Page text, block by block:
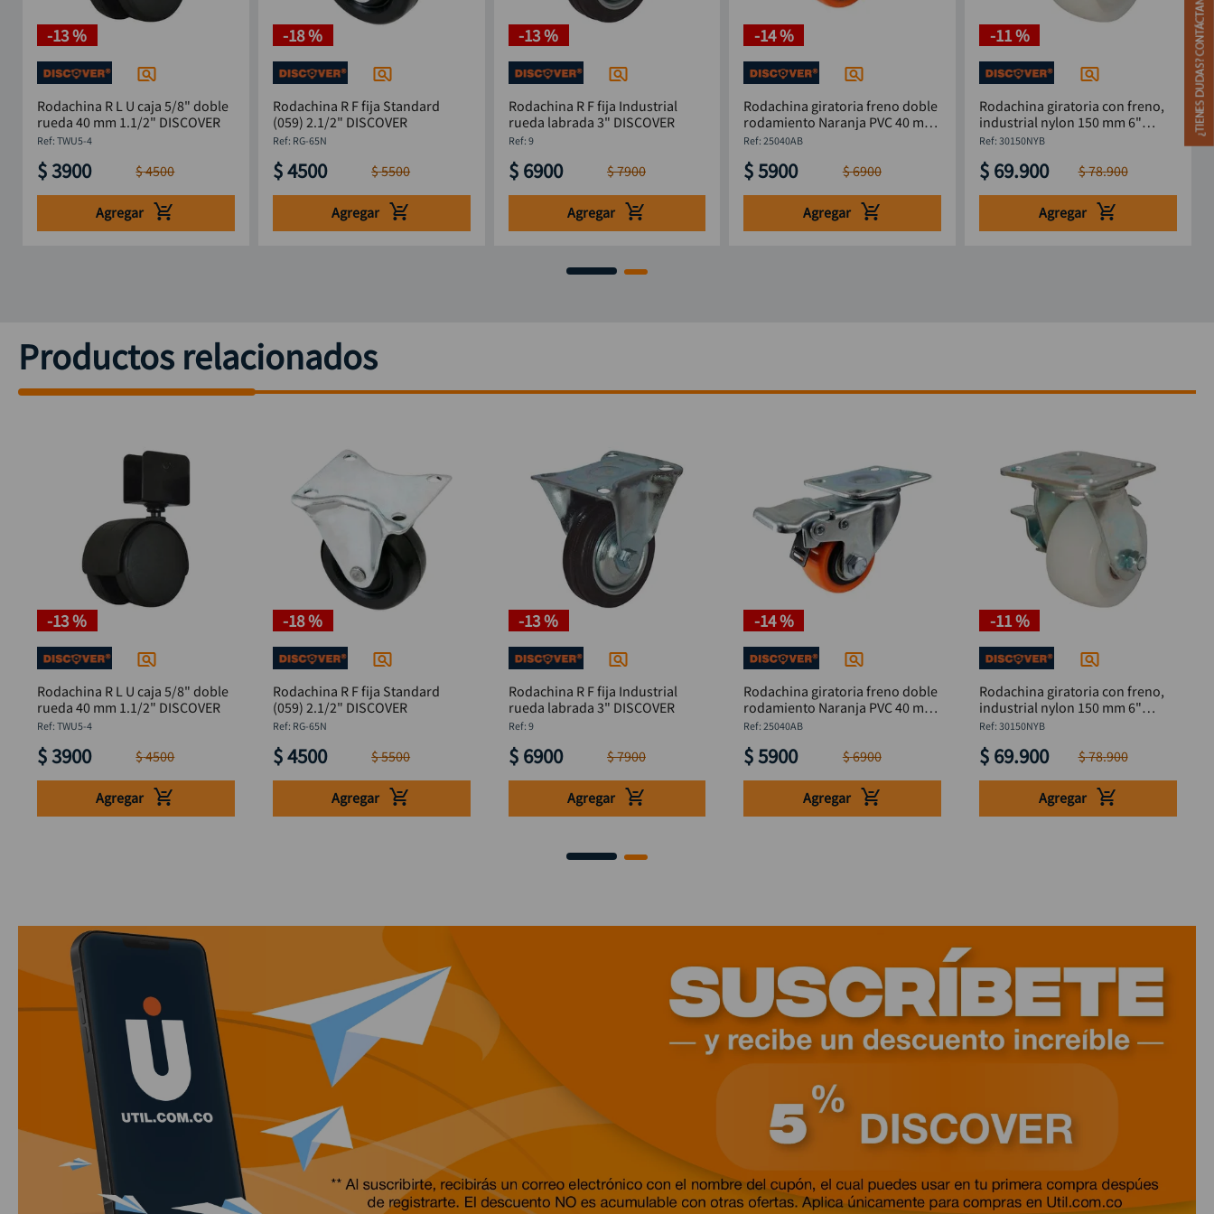
-13 %
Rodachina R L U caja 5/8" doble
rueda 40 mm 1.1/2" DISCOVER
: TWU5-4
$3900 $4500
Agregar
-18 %
Rodachina R F fija Standard
(059) 2.1/2" DISCOVER
: RG-65N
$4500 $5500
Agregar
-13 %
Rodachina R F fija Industrial
rueda labrada 3" DISCOVER
: 9
$ 6900 $7900
Agregar
-14 %
Rodachina giratoria freno doble
rodamiento Naranja PVC 40 mm
DISCOVER
:25040AB
$5900 $6900
Agregar
-11 %
Rodachina giratoria con freno,
industrial nylon 150 mm 6"
DISCOVER
:30150NYB
$ 69.900 $78.900
Agregar
Productos relacionados
-13 %
Rodachina R L U caja 5/8" doble
rueda 40 mm 1.1/2" DISCOVER
: TWU5-4
$3900 $4500
Agregar
-18 %
Rodachina R F fija Standard
(059) 2.1/2" DISCOVER
: RG-65N
$4500 $5500
Agregar
-13 %
Rodachina R F fija Industrial
rueda labrada 3" DISCOVER
: 9
$ 6900 $7900
Agregar
-14 %
Rodachina giratoria freno doble
rodamiento Naranja PVC 40 mm
DISCOVER
:25040AB
$5900 $6900
Agregar
-11 %
Rodachina giratoria con freno,
industrial nylon 150 mm 6"
DISCOVER
:30150NYB
$ 69.900 $78.900
Agregar